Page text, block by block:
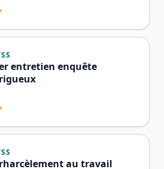
entretien enquête
au travail